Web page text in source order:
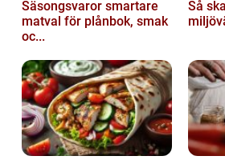
Säsongsvaror smartare
matval för plånbok, smak
oc...
Så